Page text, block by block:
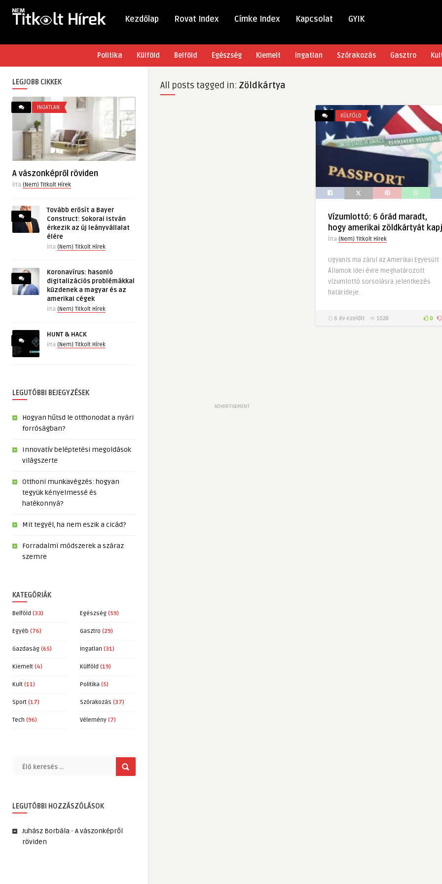
Kezdőlap Rovat Index Címke Index Kapcsolat GYIK
Politika Külföld Belföld Egészség Kiemelt Ingatlan Szórakozás Gasztro
LEGJOBB CIKKEK
INGATLAN
A vászonképről röviden
Írta (Nem) Titkolt Hírek
Tovább erősít a Bayer
Construct: Sokorai István
érkezik az új leányvállalat
élére
írta (Nem) Titkolt Hírek
Koronavírus: hasonló
digitalizációs problémákkal
küzdenek a magyar és az
amerikai cégek
írta (Nem) Titkolt Hírek
HUNT & HACK
írta (Nem) Titkolt Hírek
LEGUTÓBBI BEJEGYZÉSEK
Hogyan hűtsd le otthonodat a nyári
forróságban?
Innovatív beléptetési megoldások
világszerte
Otthoni munkavégzés: hogyan
tegyük kényelmessé és
hatékonnyá?
Mit tegyél, ha nem eszik a cicád?
Forradalmi módszerek a száraz
szemre
KATEGÓRIÁK
Belföld (33) Egészség (59)
Egyéb (76) Gasztro (29)
Gazdaság (65) Ingatlan (31)
Kiemelt (4) Külföld (19)
Kult (11) Politika (5)
Sport (17) Szórakozás (37)
Tech (96) Vélemény (7)
LEGUTÓBBI HOZZÁSZÓLÁSOK
Juhász Borbála - A vászonképről
röviden
All posts tagged in: Zöldkártya
ADVERTISEMENT
KÜLFÖLD
Vízumlottó: 6 órád maradt,
hogy amerikai zöldkártyát kapj
Írta (Nem) Titkolt Hírek
Ugyanis ma zárul az Amerikai Egyesült
Államok idei évre meghatározott
vízumlottó sorsolásra jelentkezés
határideje.
6 év ezelőtt 1028 0